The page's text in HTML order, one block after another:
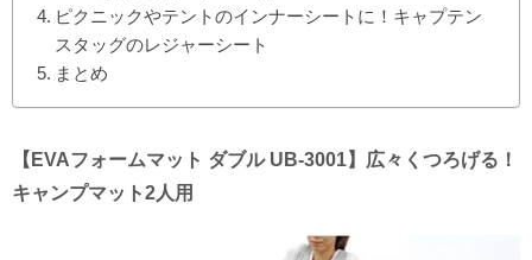
ピクニックやテントのインナーシートに！キャプテン
スタッグのレジャーシート
まとめ
【EVAフォームマット ダブル UB-3001】広々くつろげる！
キャンプマット2人用